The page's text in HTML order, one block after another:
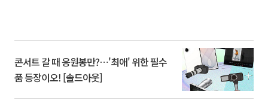
콘서트 갈 때 응원봉만?⋯'최애' 위한 필수
품 등장이오! [솔드아웃]